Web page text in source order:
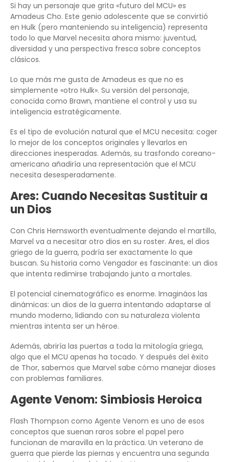
Si hay un personaje que grita «futuro del MCU» es
Amadeus Cho. Este genio adolescente que se convirtió
en Hulk (pero manteniendo su inteligencia) representa
todo lo que Marvel necesita ahora mismo: juventud,
diversidad y una perspectiva fresca sobre conceptos
clásicos.
Lo que más me gusta de Amadeus es que no es
simplemente «otro Hulk». Su versión del personaje,
conocida como Brawn, mantiene el control y usa su
inteligencia estratégicamente.
Es el tipo de evolución natural que el MCU necesita: coger
lo mejor de los conceptos originales y llevarlos en
direcciones inesperadas. Además, su trasfondo coreano-
americano añadiría una representación que el MCU
necesita desesperadamente.
Ares: Cuando Necesitas Sustituir a
un Dios
Con Chris Hemsworth eventualmente dejando el martillo,
Marvel va a necesitar otro dios en su roster. Ares, el dios
griego de la guerra, podría ser exactamente lo que
buscan. Su historia como Vengador es fascinante: un dios
que intenta redimirse trabajando junto a mortales.
El potencial cinematográfico es enorme. Imagináos las
dinámicas: un dios de la guerra intentando adaptarse al
mundo moderno, lidiando con su naturaleza violenta
mientras intenta ser un héroe.
Además, abriría las puertas a toda la mitología griega,
algo que el MCU apenas ha tocado. Y después del éxito
de Thor, sabemos que Marvel sabe cómo manejar dioses
con problemas familiares.
Agente Venom: Simbiosis Heroica
Flash Thompson como Agente Venom es uno de esos
conceptos que suenan raros sobre el papel pero
funcionan de maravilla en la práctica. Un veterano de
guerra que pierde las piernas y encuentra una segunda